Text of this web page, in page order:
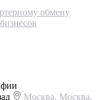
обмену
Москва, Москва,